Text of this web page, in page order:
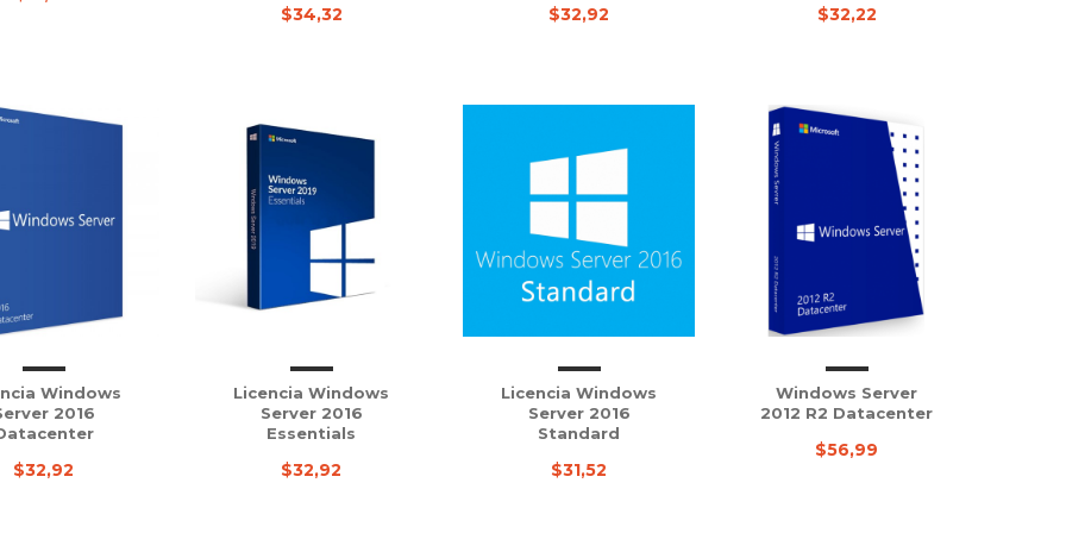
$34,32
$32,92 $32,22
Windows
2016
$32,92
Licencia Windows
Server 2016
Essentials
$32,92
Licencia Windows
Server 2016
Standard
$31,52
Windows Server
2012 R2 Datacenter
$56,99